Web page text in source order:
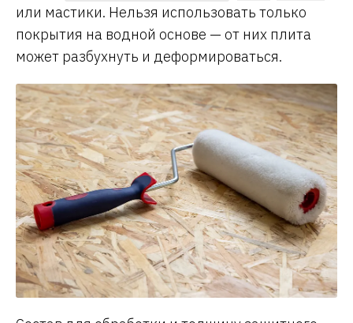
или мастики. Нельзя использовать только
покрытия на водной основе — от них плита
может разбухнуть и деформироваться.